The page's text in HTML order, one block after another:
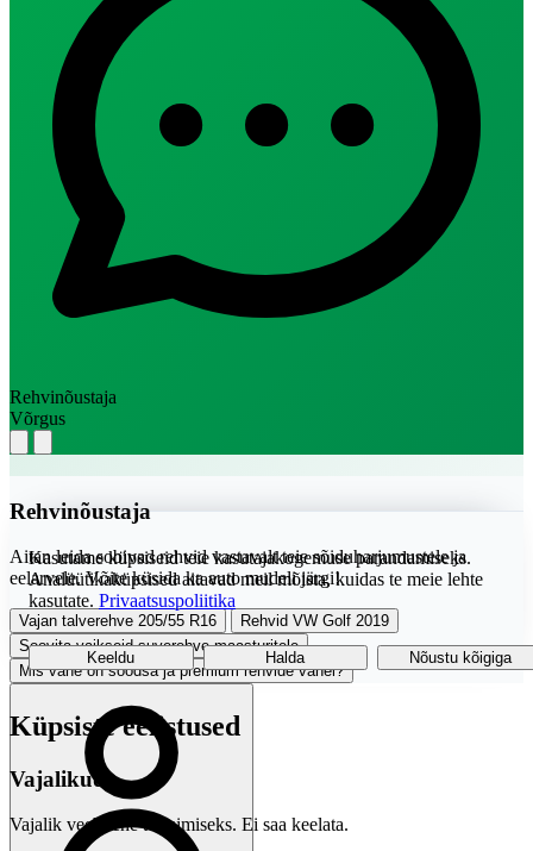
Rehvinõustaja
Võrgus
Rehvinõustaja
Aitan leida sobivad rehvid vastavalt teie sõiduharjumustele ja
eelarvele. Võite küsida ka auto mudeli järgi!
Vajan talverehve 205/55 R16
Rehvid VW Golf 2019
Soovita vaikseid suverehve maasturitele
Mis vahe on soodsa ja premium rehvide vahel?
Kasutame küpsiseid teie kasutajakogemuse parandamiseks.
Analüütikaküpsised aitavad meil mõista, kuidas te meie lehte
kasutate. Privaatsuspoliitika
Keeldu Halda Nõustu kõigiga
Küpsiste eelistused
Vajalikud
Vajalik veebilehe toimimiseks. Ei saa keelata.